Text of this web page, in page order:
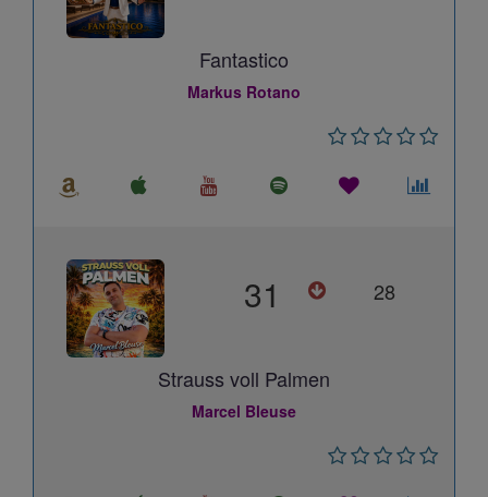
Fantastico
Markus Rotano
31 28
Strauss voll Palmen
Marcel Bleuse